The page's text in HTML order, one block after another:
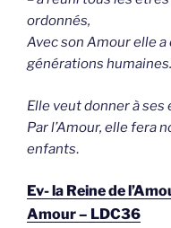
ordonnés,
Avec son Amour elle
générations humaines.
Elle veut donner à ses
Par l’Amour, elle fera
enfants.
Ev- la Reine de
Amour – LDC36